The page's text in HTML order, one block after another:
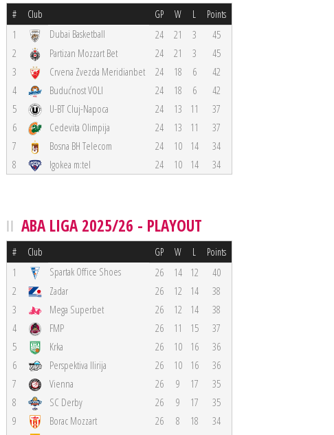
# Club GP W L Points
1 Dubai Basketball 24 21 3
45
2
Partizan Mozzart Bet 24 21 3
45
3
Crvena Zvezda Meridianbet 24 18 6
42
4
Budućnost VOLI 24 18 6
42
5
U-BT Cluj-Napoca 24 13 11
37
6
Cedevita Olimpija 24 13 11
37
7
Bosna BH Telecom 24 10 14
34
8
Igokea m:tel 24 10 14 34
ABA LIGA 2025/26 - PLAYOUT
# Club GP W L Points
1 Spartak Office Shoes 26 14 12
40
2
Zadar 26 12 14
38
3
Mega Superbet 26 12 14
38
4
FMP 26 11 15
37
5
Krka 26 10 16
36
6
Perspektiva Ilirija 26 10 16
36
7
Vienna 26 9 17
35
8
SC Derby 26 9 17
35
9
Borac Mozzart 26 8 18
34